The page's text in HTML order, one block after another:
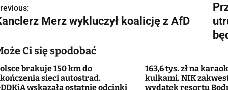
Merz wykluczył koalicję z AfD
Ci się spodobać
brakuje 150 km do
sieci autostrad.
wskazała ostatnie odcinki
163,6 tys. zł na
kulkami. NIK
wydatek resortu